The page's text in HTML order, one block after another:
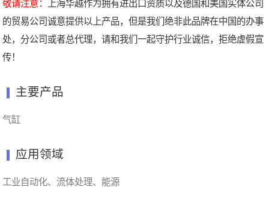
敬请注意：
上海华越作为拥有进出口资质以及德国和美国实体公司
的贸易公司诚意提供以上产品，但是我们绝非此品牌在中国的办事
处，分公司或者总代理，请和我们一起守护行业诚信，拒绝虚假宣
传！
主要产品
气缸
应用领域
工业自动化、流体处理、能源